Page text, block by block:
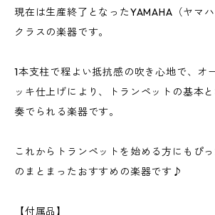
現在は生産終了となったYAMAHA（ヤマ
クラスの楽器です。
1本支柱で程よい抵抗感の吹き心地で、オ
ッキ仕上げにより、トランペットの基本
奏でられる楽器です。
これからトランペットを始める方にもぴ
のまとまったおすすめの楽器です♪
【付属品】